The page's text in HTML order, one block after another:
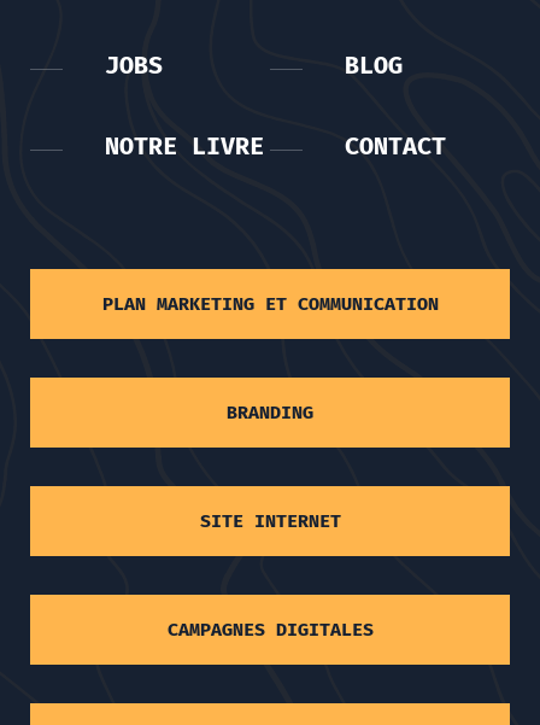
JOBS BLOG
NOTRE LIVRE CONTACT
PLAN MARKETING ET COMMUNICATION
BRANDING
SITE INTERNET
CAMPAGNES DIGITALES